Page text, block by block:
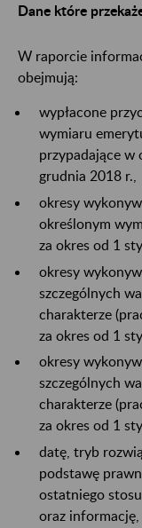
Dane które
W raporcie
obejmują:
wypłacone
wymiaru
przypadające w
grudnia 2018 r.,
okresy
określonym
za okres od 1
okresy
szczególnych
charakterze
za okres od 1
okresy
szczególnych
charakterze
za okres od 1
datę, tryb
podstawę
ostatniego
oraz